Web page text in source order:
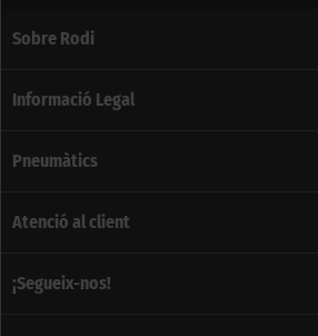
Sobre Rodi
Informació Legal
Pneumàtics
Atenció al client
¡Segueix-nos!